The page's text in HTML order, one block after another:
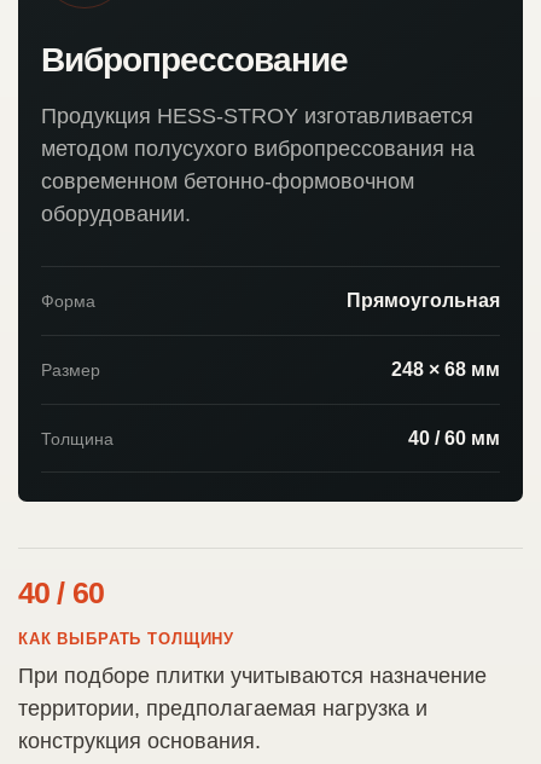
Вибропрессование
Продукция HESS-STROY изготавливается
методом полусухого вибропрессования на
современном бетонно-формовочном
оборудовании.
Форма Прямоугольная
Размер 248 × 68 мм
Толщина 40 / 60 мм
40 / 60
КАК ВЫБРАТЬ ТОЛЩИНУ
При подборе плитки учитываются назначение
территории, предполагаемая нагрузка и
конструкция основания.